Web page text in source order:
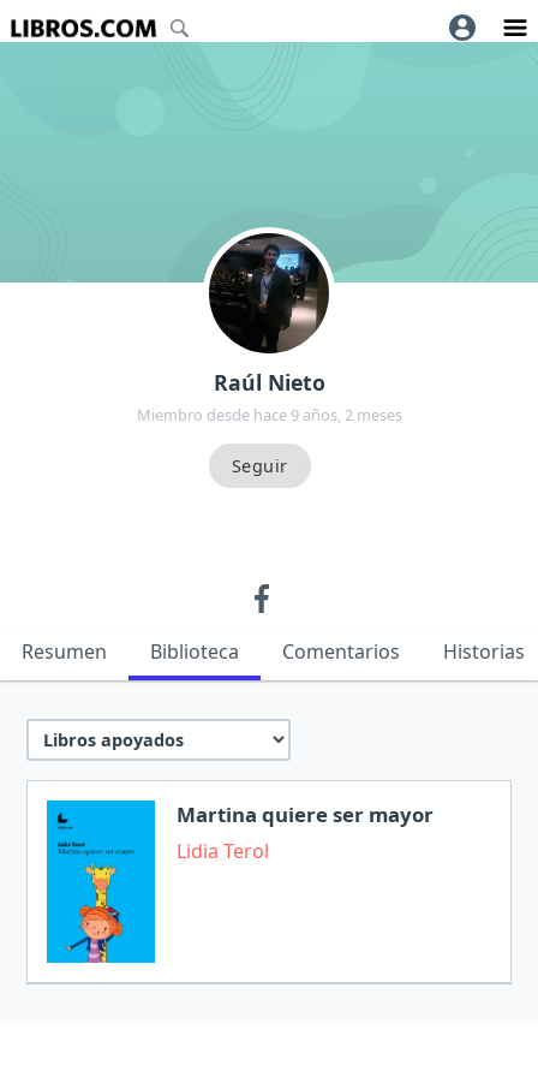
Raúl Nieto
Miembro desde hace 9 años, 2 meses
Resumen Biblioteca Comentarios Historias
Martina quiere ser mayor
Lidia Terol